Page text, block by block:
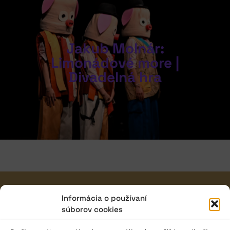
Informácia o používaní
súborov cookies
Jakub Molnár:
Limonádové more |
Divadelná hra
ISSN: 2730-1257